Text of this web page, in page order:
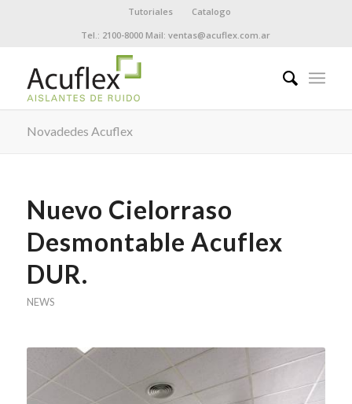
Tutoriales
Catalogo
Tel.: 2100-8000 Mail: ventas@acuflex.com.ar
Novadedes Acuflex
Nuevo Cielorraso
Desmontable Acuflex
DUR.
NEWS